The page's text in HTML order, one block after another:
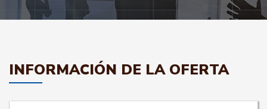
INFORMACIÓN DE LA OFERTA